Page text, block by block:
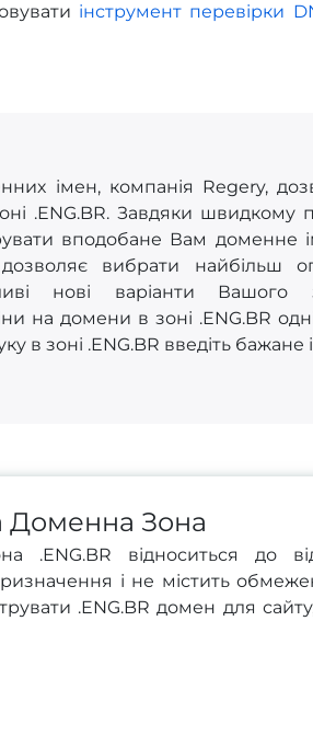
інструмент перевірки
імен, компанія Regery,
.ENG.BR. Завдяки швидкому
вподобане Вам доменне
вибрати найбільш
нові варіанти Вашого
на домени в зоні .ENG.BR
в зоні .ENG.BR введіть бажане
Доменна Зона
.ENG.BR відноситься до
і не містить
.ENG.BR домен для